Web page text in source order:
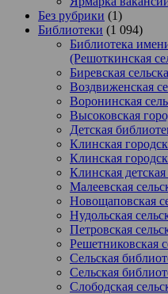
Без рубрики (1)
Библиотеки (1 094)
Библиотека
(Решоткинская
Биревская
Воздвиженская
Воронинская
Высоковская
Детская
Клинская
Клинская
Клинская
Малеевская
Новощаповская
Нудольская
Петровская
Решетниковская
Сельская
Сельская
Слободская